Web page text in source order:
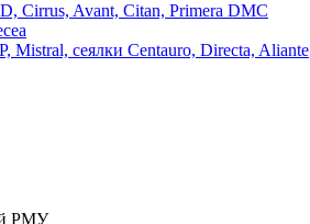
Cirrus, Avant, Citan, Primera DMC
Mistral, сеялки Centauro, Directa, Aliante
РМУ